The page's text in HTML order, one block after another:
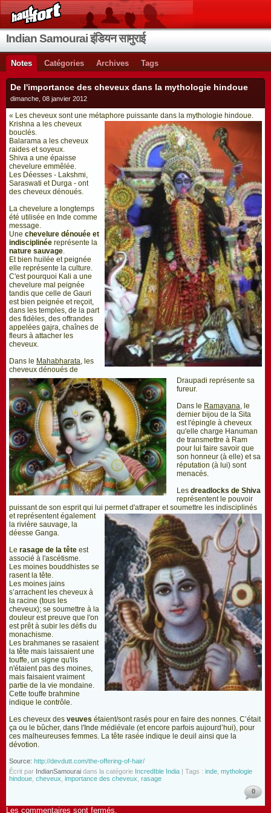
Indian Samourai इंडियन सामुराई
Notes Catégories Archives Tags
De l'importance des cheveux dans la mythologie hindoue
dimanche, 08 janvier 2012
« Les cheveux sont une métaphore puissante dans la mythologie hindoue.
Krishna a les cheveux
bouclés.
Balarama a les cheveux
raides et soyeux.
Shiva a une épaisse
chevelure emmêlée.
Les Déesses - Lakshmi,
Saraswati et Durga - ont
des cheveux dénoués.
La chevelure a longtemps
été utilisée en Inde comme
message.
Une chevelure dénouée et
indisciplinée représente la
nature sauvage.
Et bien huilée et peignée
elle représente la culture.
C'est pourquoi Kali a une
chevelure mal peignée
tandis que celle de Gauri
est bien peignée et reçoit,
dans les temples, de la part
des fidèles, des offrandes
appelées gajra, chaînes de
fleurs à attacher les
cheveux.
Dans le Mahabharata, les
cheveux dénoués de
Draupadi représente sa
fureur.
Dans le Ramayana, le
dernier bijou de la Sita
est l'épingle à cheveux
qu'elle charge Hanuman
de transmettre à Ram
pour lui faire savoir que
son honneur (à elle) et sa
réputation (à lui) sont
menacés.
Les dreadlocks de Shiva
représentent le pouvoir
puissant de son esprit qui lui permet d'attraper et soumettre les indisciplinés
et représentent également
la rivière sauvage, la
déesse Ganga.
Le rasage de la tête est
associé à l'ascétisme.
Les moines bouddhistes se
rasent la tête.
Les moines jains
s’arrachent les cheveux à
la racine (tous les
cheveux); se soumettre à la
douleur est preuve que l'on
est prêt à subir les défis du
monachisme.
Les brahmanes se rasaient
la tête mais laissaient une
touffe, un signe qu'ils
n'étaient pas des moines,
mais faisaient vraiment
partie de la vie mondaine.
Cette touffe brahmine
indique le contrôle.
Les cheveux des veuves étaient/sont rasés pour en faire des nonnes. C’était
ça ou le bûcher, dans l'Inde médiévale (et encore parfois aujourd’hui), pour
ces malheureuses femmes. La tête rasée indique le deuil ainsi que la
dévotion.
Source: http://devdutt.com/the-offering-of-hair/
Écrit par IndianSamourai dans la catégorie IncredIble India | Tags : inde mythologie
hindoue cheveux importance des cheveux rasage
0
Les commentaires sont fermés.